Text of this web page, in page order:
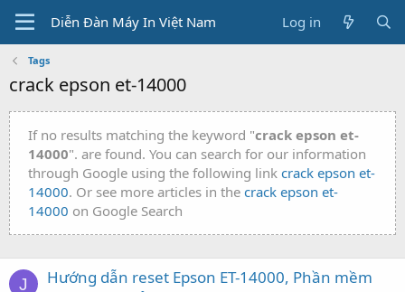
Diễn Đàn Máy In Việt Nam Log in
Tags
crack epson et-14000
If no results matching the keyword "crack epson et-
14000". are found. You can search for our information
through Google using the following link crack epson et-
14000. Or see more articles in the crack epson et-
14000 on Google Search
J
Hướng dẫn reset Epson ET-14000, Phần mềm